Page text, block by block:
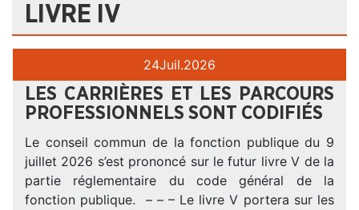
LIVRE IV
24Juil.2026
LES CARRIÈRES ET LES PARCOURS
PROFESSIONNELS SONT CODIFIÉS
Le conseil commun de la fonction publique du 9
juillet 2026 s’est prononcé sur le futur livre V de la
partie réglementaire du code général de la
fonction publique. – – – Le livre V portera sur les